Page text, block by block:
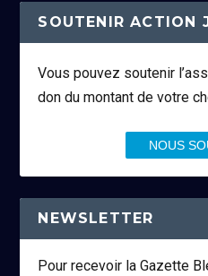
SOUTENIR ACTION
Vous pouvez soutenir
don du montant de votre
NOUS
NEWSLETTER
Pour recevoir la Gazette